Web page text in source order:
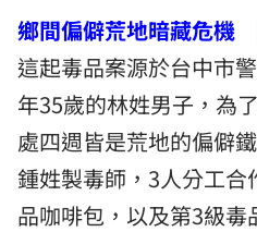
鄉間偏僻荒地暗藏危機
這起毒品案源於台中市
年35歲的林姓男子，為
處四週皆是荒地的偏僻
鍾姓製毒師，3人分工
品咖啡包，以及第3級毒